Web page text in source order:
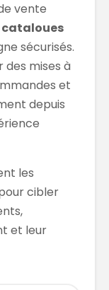
vente
cataloues
sécurisés.
mises à
et
depuis
les
cibler
et leur